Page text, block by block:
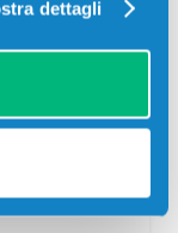
dettagli
541 XL